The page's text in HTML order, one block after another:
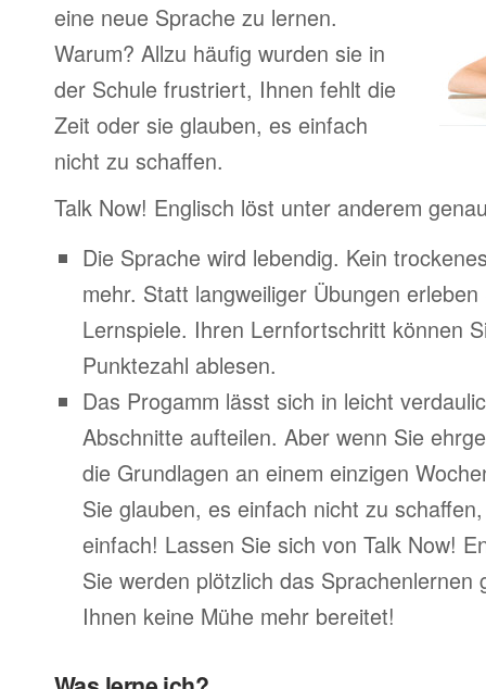
eine neue Sprache zu lernen.
Warum? Allzu häufig wurden sie in
der Schule frustriert, Ihnen fehlt die
Zeit oder sie glauben, es einfach
nicht zu schaffen.
Talk Now! Englisch löst unter anderem
Die Sprache wird lebendig. Kein
mehr. Statt langweiliger Übungen
Lernspiele. Ihren Lernfortschritt können
Punktezahl ablesen.
Das Progamm lässt sich in leicht
Abschnitte aufteilen. Aber wenn Sie
die Grundlagen an einem einzigen
Sie glauben, es einfach nicht zu
einfach! Lassen Sie sich von Talk Now!
Sie werden plötzlich das Sprachenlernen
Ihnen keine Mühe mehr bereitet!